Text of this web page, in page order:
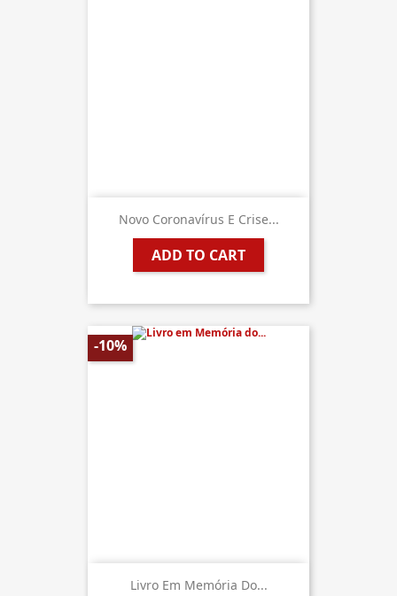
Novo Coronavírus E Crise...
ADD TO CART
Livro Em Memória Do...
-10%